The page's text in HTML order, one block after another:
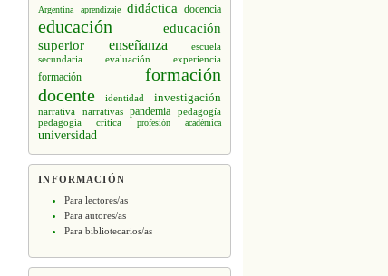
Argentina aprendizaje didáctica docencia
educación
educación
superior
enseñanza
escuela
secundaria
evaluación
experiencia
formación
formación
docente
identidad investigación
narrativa narrativas pandemia
pedagogía
pedagogía crítica
profesión académica
universidad
INFORMACIÓN
Para lectores/as
Para autores/as
Para bibliotecarios/as